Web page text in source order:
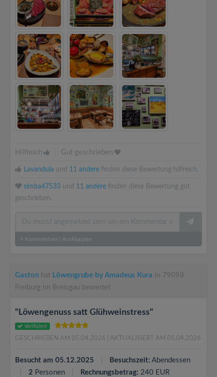
Hilfreich Gut geschrieben
Lavandula und 11 andere finden diese Bewertung hilfreich.
simba47533 und 11 andere finden diese Bewertung gut
geschrieben.
9 Kommentare Ausklappen
Gaston hat Löwengrube by Amadeus Kura in 79098
Freiburg im Breisgau bewertet
"Löwengenuss satt Glühweinstress"
Verifiziert
GESCHRIEBEN AM 05.04.2026 | AKTUALISIERT AM 05.04.2026
Besucht am 05.12.2025 Besuchszeit: Abendessen
2 Personen Rechnungsbetrag: 240 EUR